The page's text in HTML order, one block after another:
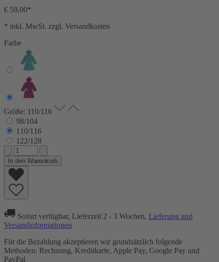
€ 59,00*
* inkl. MwSt. zzgl. Versandkosten
Farbe
Größe: 110/116
98/104
110/116
122/128
In den Warenkorb
Sofort verfügbar, Lieferzeit 2 - 3 Wochen, Lieferung und
Versandinformationen
Für die Bezahlung akzeptieren wir grundsätzlich folgende
Methoden: Rechnung, Kreditkarte, Apple Pay, Google Pay und
PayPal